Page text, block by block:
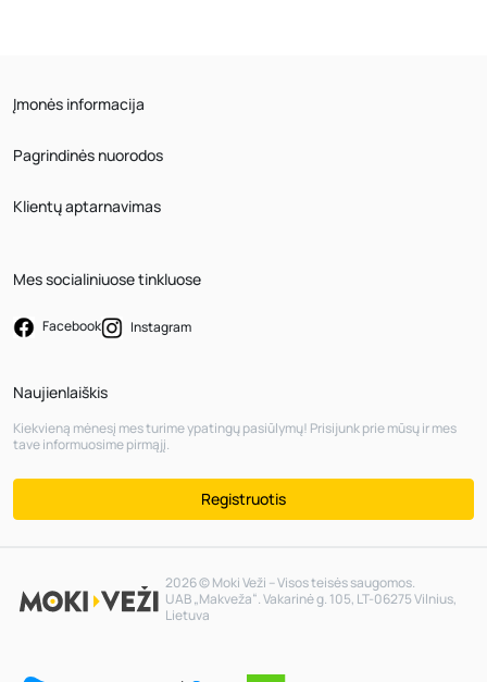
Įmonės informacija
Pagrindinės nuorodos
Klientų aptarnavimas
Mes socialiniuose tinkluose
Facebook Instagram
Naujienlaiškis
Kiekvieną mėnesį mes turime ypatingų pasiūlymų! Prisijunk prie mūsų ir mes
tave informuosime pirmąjį.
Registruotis
2026 © Moki Veži – Visos teisės saugomos.
UAB „Makveža“. Vakarinė g. 105, LT-06275 Vilnius,
Lietuva